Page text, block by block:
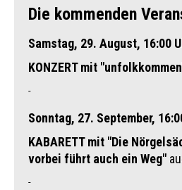
Die kommenden
Samstag, 29. August, 16:00
KONZERT mit
-
Sonntag, 27. September,
KABARETT mit "Die
vorbei führt auch ein Weg"
-